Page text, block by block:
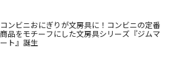
コンビニおにぎりが文房具に！コンビニの定番
商品をモチーフにした文房具シリーズ『ジムマ
ート』誕生